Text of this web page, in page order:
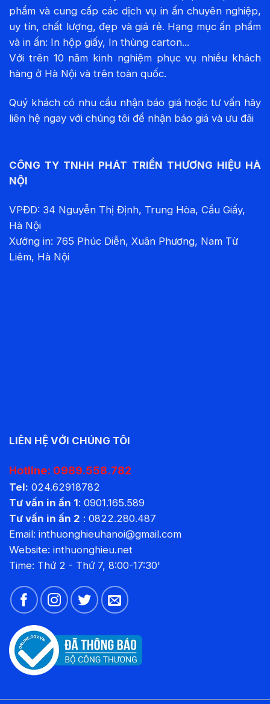
phẩm và cung cấp các dịch vụ in ấn chuyên nghiệp,
uy tín, chất lượng, đẹp và giá rẻ. Hạng mục ấn phẩm
và in ấn: In hộp giấy, In thùng carton...
Với trên 10 năm kinh nghiệm phục vụ nhiều khách
hàng ở Hà Nội và trên toàn quốc.
Quý khách có nhu cầu nhận báo giá hoặc tư vấn hãy
liên hệ ngay với chúng tôi để nhận báo giá và ưu đãi
CÔNG TY TNHH PHÁT TRIỂN THƯƠNG HIỆU HÀ
NỘI
VPĐD: 34 Nguyễn Thị Định, Trung Hòa, Cầu Giấy,
Hà Nội
Xưởng in: 765 Phúc Diễn, Xuân Phương, Nam Từ
Liêm, Hà Nội
LIÊN HỆ VỚI CHÚNG TÔI
Hotline: 0989.558.782
Tel: 024.62918782
Tư vấn in ấn 1: 0901.165.589
Tư vấn in ấn 2 : 0822.280.487
Email: inthuonghieuhanoi@gmail.com
Website: inthuonghieu.net
Time: Thứ 2 - Thứ 7, 8:00-17:30'